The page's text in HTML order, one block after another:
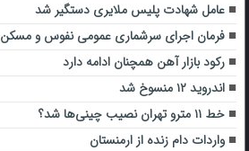
عامل شهادت پلیس ملایری دستگیر شد
فرمان اجرای سرشماری عمومی نفوس و مسکن ۱۴۰۵ صادر شد
رکود بازار آهن همچنان ادامه دارد
اندروید ۱۲ منسوخ شد
خط ۱۱ مترو تهران نصیب چینی‌ها شد؟
واردات دام زنده از ارمنستان